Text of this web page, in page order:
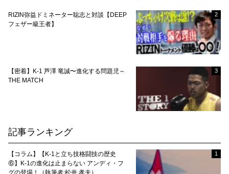
RIZIN弥益ドミネーター聡志と対談【DEEP
フェザー級王者】
2
【密着】K-1 芦澤 竜誠〜進化する問題児～
THE MATCH
3
記事ランキング
【コラム】【K-1と立ち技格闘技の歴史
⑥】K-1の進化は止まらない アンディ・フ
グの登場！（執筆者:松井 孝夫）
1